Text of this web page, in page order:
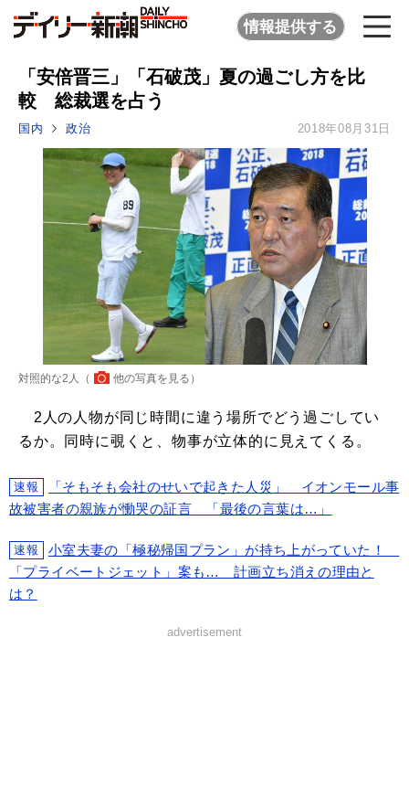
情報提供する
「安倍晋三」「石破茂」夏の過ごし方を比
較 総裁選を占う
国内 政治 2018年08月31日
対照的な2人（ 他の写真を見る ）
2人の人物が同じ時間に違う場所でどう過ごしてい
るか。同時に覗くと、物事が立体的に見えてくる。
速報
「そもそも会社のせいで起きた人災」 イオンモール事
故被害者の親族が慟哭の証言 「最後の言葉は…」
速報
小室夫妻の「極秘帰国プラン」が持ち上がっていた！
「プライベートジェット」案も… 計画立ち消えの理由と
は？
advertisement